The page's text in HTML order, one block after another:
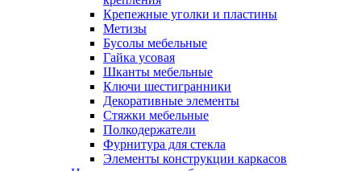
Крепежные уголки и пластины
Метизы
Бусолы мебельные
Гайка усовая
Шканты мебельные
Ключи шестигранники
Декоративные элементы
Стяжки мебельные
Полкодержатели
Фурнитура для стекла
Элементы конструкции каркасов